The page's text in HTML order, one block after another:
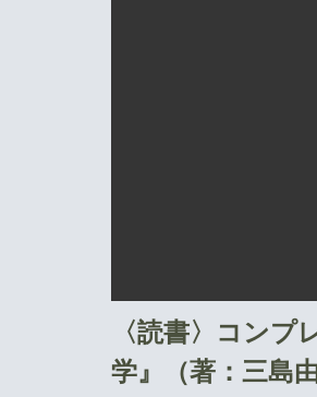
〈読書〉コン
学』（著：三島由